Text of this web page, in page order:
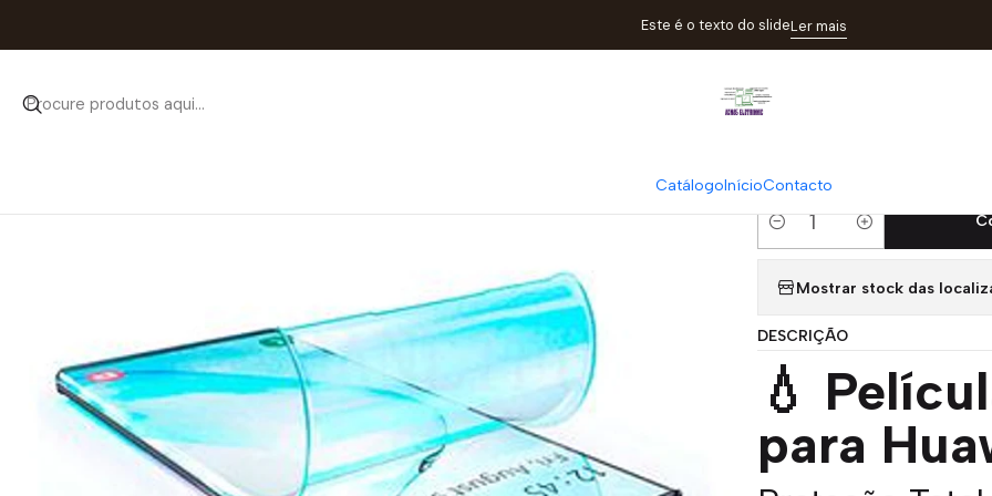
CatálogoInícioContacto
Este é o texto do slideLer mais
Película Hidrogel Devia para Huawei P60 | Proteção Total,
|
Película
Quantidade
Mostrar stock das
DESCRIÇÃO
💧
para